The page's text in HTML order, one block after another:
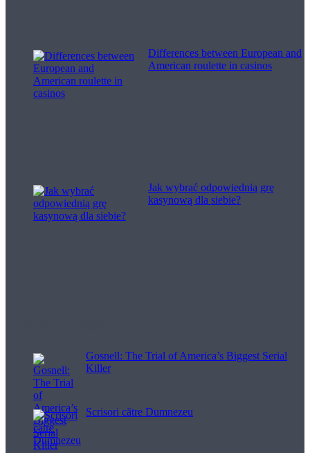
Differences between European and
American roulette in casinos
Jak wybrać odpowiednią grę
kasynową dla siebie?
Gosnell: The Trial of America’s Biggest Serial
Killer
Scrisori către Dumnezeu